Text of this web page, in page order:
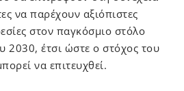
να παρέχουν αξιόπιστες
στον παγκόσμιο στόλο
2030, έτσι ώστε ο στόχος του
να επιτευχθεί.